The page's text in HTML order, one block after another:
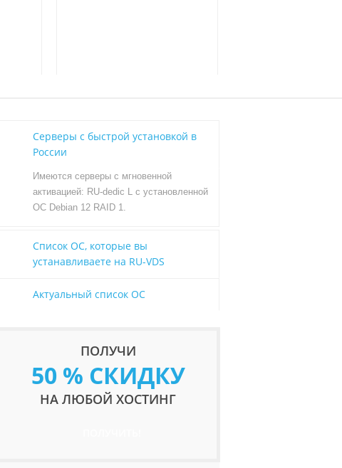
Серверы с быстрой установкой в
России
Имеются серверы с мгновенной
активацией: RU-dedic L с установленной
ОС Debian 12 RAID 1.
Список ОС, которые вы
устанавливаете на RU-VDS
Актуальный список ОС
ПОЛУЧИ
50 % СКИДКУ
НА ЛЮБОЙ ХОСТИНГ